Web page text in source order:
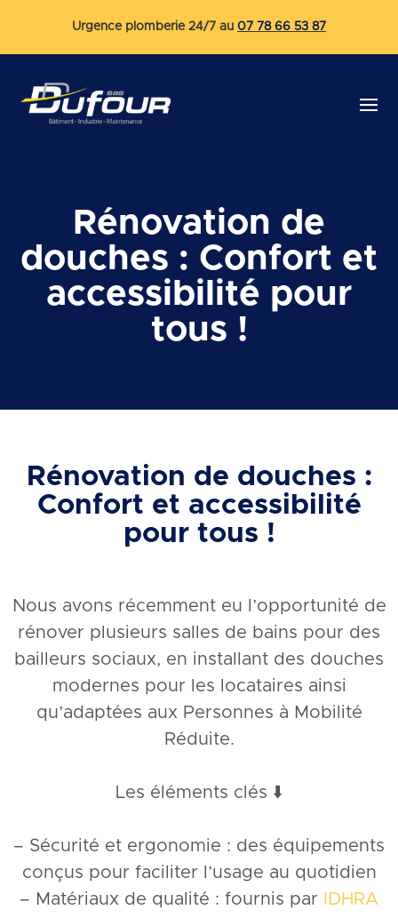
Urgence plomberie 24/7 au 07 78 66 53 87
Rénovation de
douches : Confort et
accessibilité pour
tous !
Rénovation de douches :
Confort et accessibilité
pour tous !
Nous avons récemment eu l’opportunité de
rénover plusieurs salles de bains pour des
bailleurs sociaux, en installant des douches
modernes pour les locataires ainsi
qu’adaptées aux Personnes à Mobilité
Réduite.
Les éléments clés ⬇️
– Sécurité et ergonomie : des équipements
conçus pour faciliter l’usage au quotidien
– Matériaux de qualité : fournis par
IDHRA